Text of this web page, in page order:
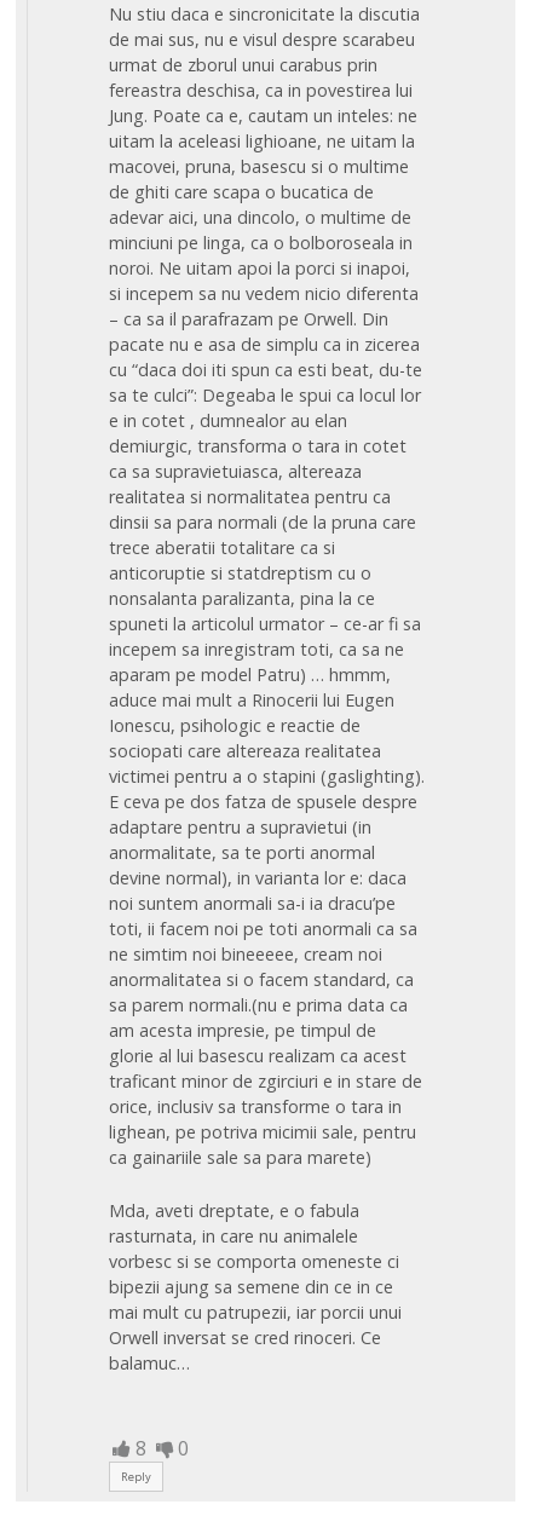
Nu stiu daca e sincronicitate la discutia
de mai sus, nu e visul despre scarabeu
urmat de zborul unui carabus prin
fereastra deschisa, ca in povestirea lui
Jung. Poate ca e, cautam un inteles: ne
uitam la aceleasi lighioane, ne uitam la
macovei, pruna, basescu si o multime
de ghiti care scapa o bucatica de
adevar aici, una dincolo, o multime de
minciuni pe linga, ca o bolboroseala in
noroi. Ne uitam apoi la porci si inapoi,
si incepem sa nu vedem nicio diferenta
– ca sa il parafrazam pe Orwell. Din
pacate nu e asa de simplu ca in zicerea
cu “daca doi iti spun ca esti beat, du-te
sa te culci”: Degeaba le spui ca locul lor
e in cotet , dumnealor au elan
demiurgic, transforma o tara in cotet
ca sa supravietuiasca, altereaza
realitatea si normalitatea pentru ca
dinsii sa para normali (de la pruna care
trece aberatii totalitare ca si
anticoruptie si statdreptism cu o
nonsalanta paralizanta, pina la ce
spuneti la articolul urmator – ce-ar fi sa
incepem sa inregistram toti, ca sa ne
aparam pe model Patru) … hmmm,
aduce mai mult a Rinocerii lui Eugen
Ionescu, psihologic e reactie de
sociopati care altereaza realitatea
victimei pentru a o stapini (gaslighting).
E ceva pe dos fatza de spusele despre
adaptare pentru a supravietui (in
anormalitate, sa te porti anormal
devine normal), in varianta lor e: daca
noi suntem anormali sa-i ia dracu’pe
toti, ii facem noi pe toti anormali ca sa
ne simtim noi bineeeee, cream noi
anormalitatea si o facem standard, ca
sa parem normali.(nu e prima data ca
am acesta impresie, pe timpul de
glorie al lui basescu realizam ca acest
traficant minor de zgirciuri e in stare de
orice, inclusiv sa transforme o tara in
lighean, pe potriva micimii sale, pentru
ca gainariile sale sa para marete)
Mda, aveti dreptate, e o fabula
rasturnata, in care nu animalele
vorbesc si se comporta omeneste ci
bipezii ajung sa semene din ce in ce
mai mult cu patrupezii, iar porcii unui
Orwell inversat se cred rinoceri. Ce
balamuc…
8 0
Reply